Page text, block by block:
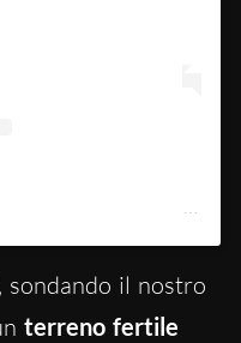
sondando il nostro
terreno fertile